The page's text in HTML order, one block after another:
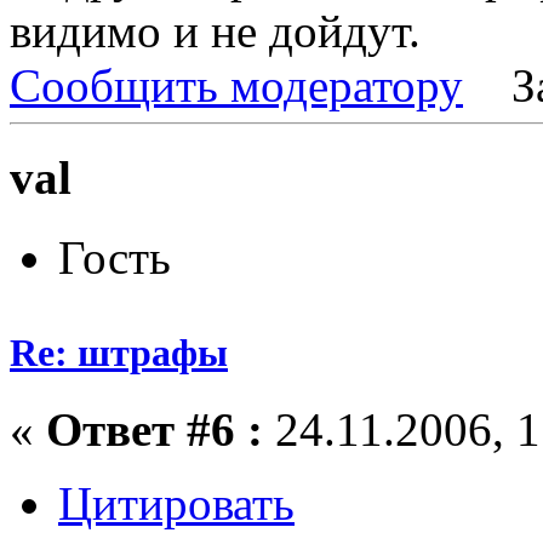
видимо и не дойдут.
Сообщить модератору
val
Гость
Re: штрафы
« Ответ #6 : 24.11.2006,
Цитировать